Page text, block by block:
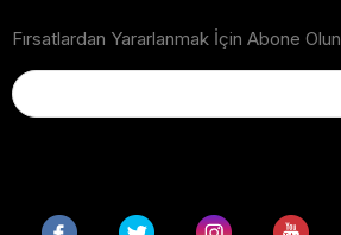
Fırsatlardan Yararlanmak İçin Abone Olun